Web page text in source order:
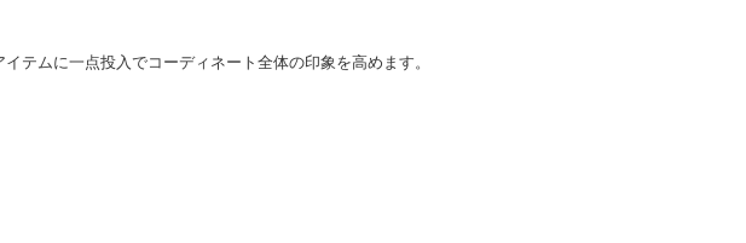
テムに一点投入でコーディネート全体の印象を高めます。